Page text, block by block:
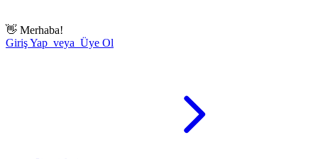
👋 Merhaba!
Giriş Yap veya Üye Ol